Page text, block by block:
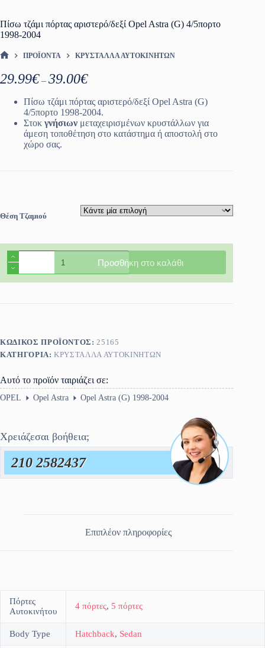
Πίσω τζάμι πόρτας αριστερό/δεξί Opel Astra (G) 4/5πορτο
1998-2004
ΠΡΟΪΌΝΤΑ ΚΡΎΣΤΑΛΛΑ ΑΥΤΟΚΙΝΉΤΩΝ
29.99€ – 39.00€Price
through
39.00€
Πίσω τζάμι πόρτας αριστερό/δεξί Opel Astra (G)
4/5πορτο 1998-2004.
Στοκ γνήσιων μεταχειρισμένων κρυστάλλων για
άμεση τοποθέτηση στο κατάστημα ή αποστολή στο
χώρο σας.
Θέση Τζαμιού
Πίσω
τζάμι
πόρτας
αριστερό/
1998-
2004
Προσθήκη στο καλάθι
ΚΩΔΙΚΌΣ ΠΡΟΪΌΝΤΟΣ:25165
ΚΑΤΗΓΟΡΊΑ:ΚΡΎΣΤΑΛΛΑ ΑΥΤΟΚΙΝΉΤΩΝ
Αυτό το προϊόν ταιριάζει σε:
OPEL Opel Astra Opel Astra (G) 1998-2004
Χρειάζεσαι βοήθεια;
210 2582437
Επιπλέον πληροφορίες
Πόρτες
Αυτοκινήτου
4 πόρτες, 5 πόρτες
Body Type Hatchback, Sedan